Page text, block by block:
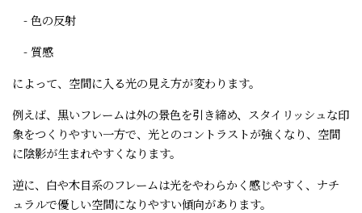
- 色の反射
- 質感
によって、空間に入る光の見え方が変わります。
例えば、黒いフレームは外の景色を引き締め、スタイリッシュな印
象をつくりやすい一方で、光とのコントラストが強くなり、空間
に陰影が生まれやすくなります。
逆に、白や木目系のフレームは光をやわらかく感じやすく、ナチ
ュラルで優しい空間になりやすい傾向があります。